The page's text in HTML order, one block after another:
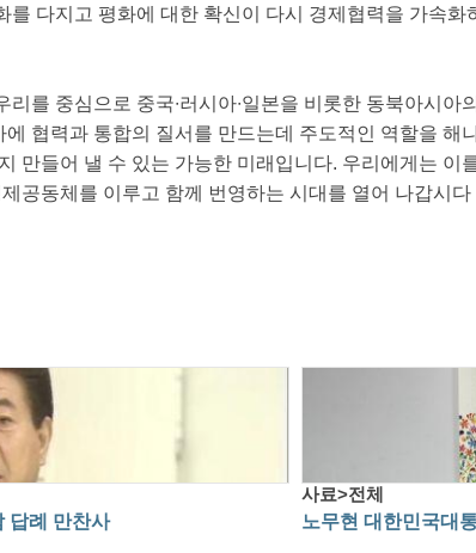
를 다지고 평화에 대한 확신이 다시 경제협력을 가속
를 중심으로 중국∙러시아∙일본을 비롯한 동북아시아
협력과 통합의 질서를 만드는데 주도적인 역할을 해
만들어 낼 수 있는 가능한 미래입니다. 우리에게는
공동체를 이루고 함께 번영하는 시대를 열어 나갑시다
답례 만찬사
사료>전체
노무현 대한민국대